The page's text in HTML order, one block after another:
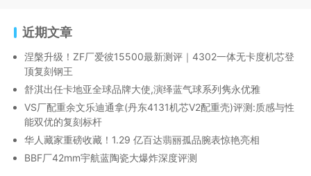
近期文章
涅槃升级！ZF厂爱彼15500最新测评｜4302一体无卡度机芯登
顶复刻钢王
舒淇出任卡地亚全球品牌大使,演绎蓝气球系列隽永优雅
VS厂配重余文乐迪通拿(丹东4131机芯V2配重壳)评测:质感与性
能双优的复刻标杆
华人藏家重磅收藏！1.29 亿百达翡丽孤品腕表惊艳亮相
BBF厂42mm宇航蓝陶瓷大爆炸深度评测